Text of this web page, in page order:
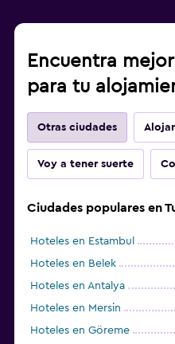
Encuentra
para tu
Otras ciudades
Voy a tener suerte
Ciudades populares en
Hoteles en Estambul
Hoteles en Belek
Hoteles en Antalya
Hoteles en Mersin
Hoteles en Göreme